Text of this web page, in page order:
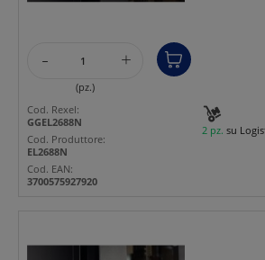
- +
(pz.)
2 pz. su
Cod. Rexel:
GGEL2688N
Cod. Produttore:
EL2688N
Cod. EAN:
3700575927920